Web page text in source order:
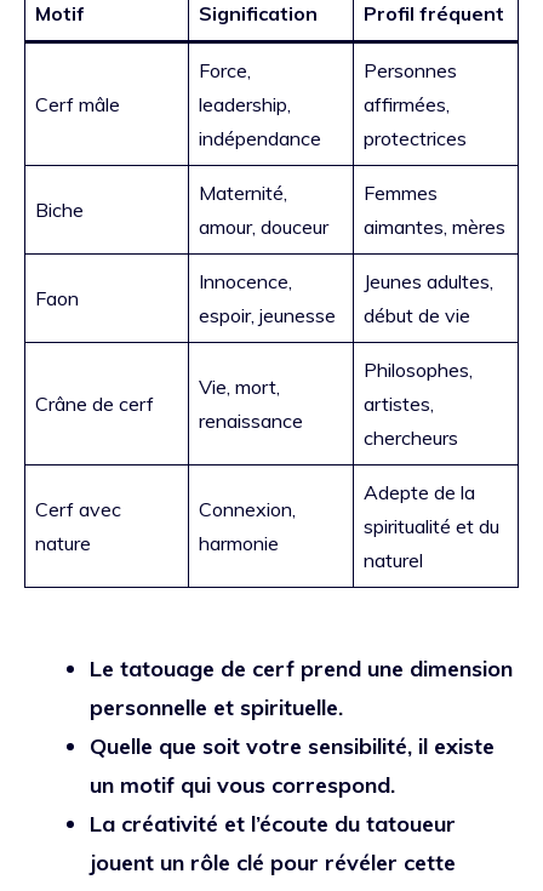
Motif Signification Profil fréquent
Cerf mâle
Force,
leadership,
indépendance
Personnes
affirmées,
protectrices
Biche
Maternité,
amour, douceur
Femmes
aimantes, mères
Faon
Innocence,
espoir, jeunesse
Jeunes adultes,
début de vie
Crâne de cerf
Vie, mort,
renaissance
Philosophes,
artistes,
chercheurs
Cerf avec
nature
Connexion,
harmonie
Adepte de la
spiritualité et du
naturel
Le tatouage de cerf prend une dimension
personnelle et spirituelle.
Quelle que soit votre sensibilité, il existe
un motif qui vous correspond.
La créativité et l’écoute du tatoueur
jouent un rôle clé pour révéler cette